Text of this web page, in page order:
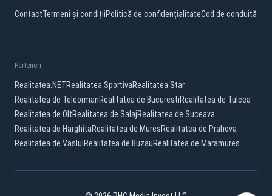
ContactTermeni și condițiiPolitică de confidențialitateCod de conduită
Parteneri:
Realitatea.NETRealitatea SportivaRealitatea Star
Realitatea de TeleormanRealitatea de BucurestiRealitatea de Tulcea
Realitatea de OltRealitatea de SalajRealitatea de Suceava
Realitatea de HarghitaRealitatea de MuresRealitatea de Prahova
Realitatea de VasluiRealitatea de BuzauRealitatea de Maramures